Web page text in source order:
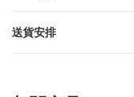
送貨安排